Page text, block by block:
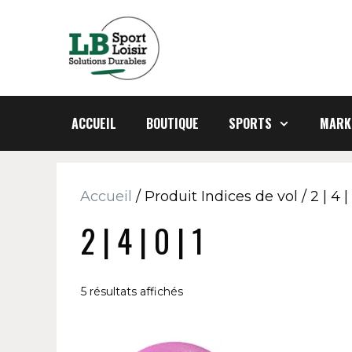
ACCUEIL BOUTIQUE SPORTS
Accueil / Produit Indices de vol / 2 | 4 |
2 | 4 | 0 | 1
5 résultats affichés